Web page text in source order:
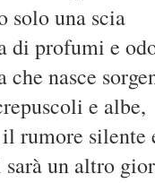
solo una scia
di profumi e
che nasce
e albe,
rumore silente
un altro